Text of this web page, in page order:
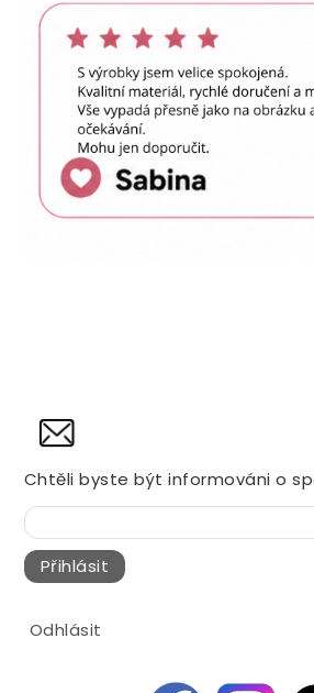
Chtěli byste být informováni o
Přihlásit
Odhlásit